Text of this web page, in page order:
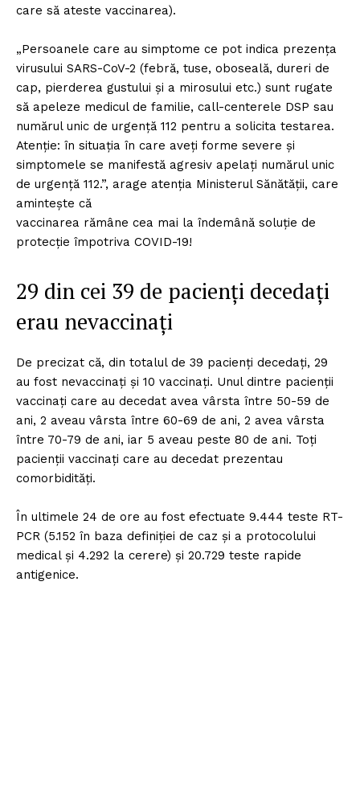
care să ateste vaccinarea).
„Persoanele care au simptome ce pot indica prezența
virusului SARS-CoV-2 (febră, tuse, oboseală, dureri de
cap, pierderea gustului și a mirosului etc.) sunt rugate
să apeleze medicul de familie, call-centerele DSP sau
numărul unic de urgență 112 pentru a solicita testarea.
Atenție: în situația în care aveți forme severe și
simptomele se manifestă agresiv apelați numărul unic
de urgență 112.”, arage atenția Ministerul Sănătății, care
amintește că
vaccinarea rămâne cea mai la îndemână soluție de
protecție împotriva COVID-19!
29 din cei 39 de pacienți decedați
erau nevaccinați
De precizat că, din totalul de 39 pacienți decedați, 29
au fost nevaccinați și 10 vaccinați. Unul dintre pacienții
vaccinați care au decedat avea vârsta între 50-59 de
ani, 2 aveau vârsta între 60-69 de ani, 2 avea vârsta
între 70-79 de ani, iar 5 aveau peste 80 de ani. Toți
pacienții vaccinați care au decedat prezentau
comorbidități.
În ultimele 24 de ore au fost efectuate 9.444 teste RT-
PCR (5.152 în baza definiției de caz și a protocolului
medical și 4.292 la cerere) și 20.729 teste rapide
antigenice.